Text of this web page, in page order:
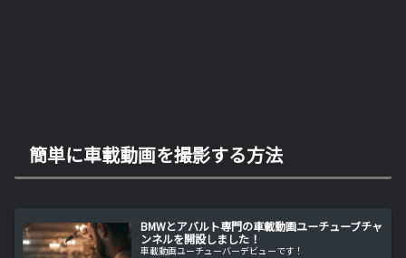
簡単に車載動画を撮影する方法
BMWとアバルト専門の車載動画ユーチューブチャ
ンネルを開設しました！
車載動画ユーチューバーデビューです！